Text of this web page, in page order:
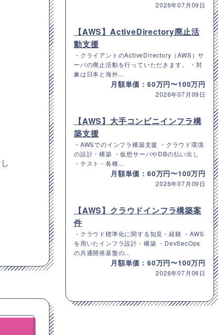
2026年07月09日
【AWS】ActiveDirectory廃止活
動支援
・クライアントのActiveDirectory（AWS）サ
ーバの廃止活動を行っていただきます。 ・対
象は日本と海外...
月額単価：60万円〜100万円
2026年07月09日
【AWS】大手コンビニインフラ構
築支援
・AWSでのインフラ構築支援 ・クラウド環境
の設計・構築 ・仮想サーバやDBの払い出し
・テスト・各種...
月額単価：60万円〜100万円
2026年07月09日
【AWS】クラウドインフラ構築案
件
・クラウド標準化に関する知見・経験 ・AWS
を用いたインフラ設計・構築 ・DevSecOps
の共通開発基盤の...
月額単価：60万円〜100万円
2026年07月06日